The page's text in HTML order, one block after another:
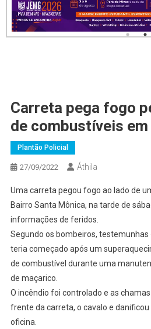
Carreta pega fogo
de combustíveis
Plantão Policial
27/09/2022 Áthila
Uma carreta pegou fogo ao lado de
Bairro Santa Mônica, na tarde de
informações de feridos.
Segundo os bombeiros,
teria começado após um
de combustível durante uma
de maçarico.
O incêndio foi controlado e as
frente da carreta, o cavalo e
oficina.